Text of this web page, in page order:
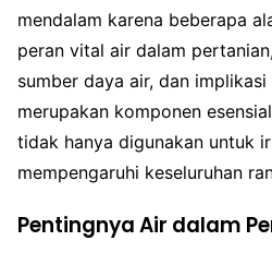
mendalam karena beberapa
peran vital air dalam
sumber daya air, dan
merupakan komponen
tidak hanya digunakan untuk
mempengaruhi keseluruhan
Pentingnya Air dalam